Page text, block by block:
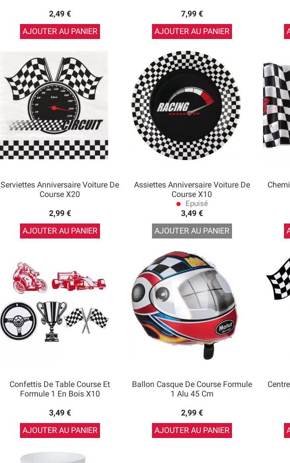
2,49 €
AJOUTER AU PANIER
7,99 €
AJOUTER AU PANIER
Serviettes Anniversaire Voiture De
Course X20
2,99 €
AJOUTER AU PANIER
Assiettes Anniversaire Voiture De
Course X10
lens Epuisé
3,49 €
AJOUTER AU PANIER
Confettis De Table Course Et
Formule 1 En Bois X10
3,49 €
AJOUTER AU PANIER
Ballon Casque De Course Formule
1 Alu 45 Cm
2,99 €
AJOUTER AU PANIER